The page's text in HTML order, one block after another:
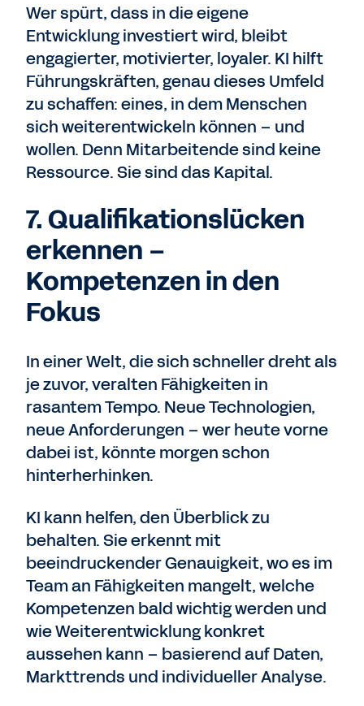
Wer spürt, dass in die eigene
Entwicklung investiert wird, bleibt
engagierter, motivierter, loyaler. KI hilft
Führungskräften, genau dieses Umfeld
zu schaffen: eines, in dem Menschen
sich weiterentwickeln können – und
wollen. Denn Mitarbeitende sind keine
Ressource. Sie sind das Kapital.
7. Qualifikationslücken
erkennen –
Kompetenzen in den
Fokus
In einer Welt, die sich schneller dreht als
je zuvor, veralten Fähigkeiten in
rasantem Tempo. Neue Technologien,
neue Anforderungen – wer heute vorne
dabei ist, könnte morgen schon
hinterherhinken.
KI kann helfen, den Überblick zu
behalten. Sie erkennt mit
beeindruckender Genauigkeit, wo es im
Team an Fähigkeiten mangelt, welche
Kompetenzen bald wichtig werden und
wie Weiterentwicklung konkret
aussehen kann – basierend auf Daten,
Markttrends und individueller Analyse.